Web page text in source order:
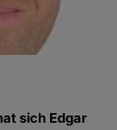
sich Edgar